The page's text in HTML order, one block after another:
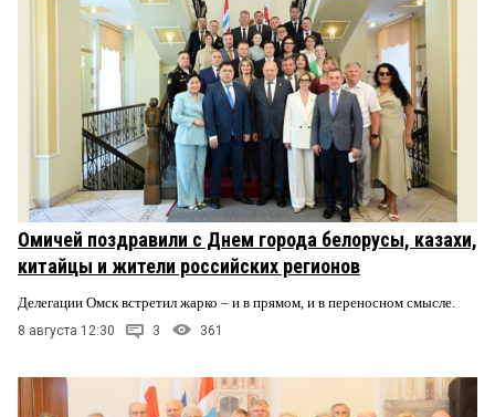
Омичей поздравили с Днем города белорусы, казахи,
китайцы и жители российских регионов
Делегации Омск встретил жарко – и в прямом, и в переносном смысле.
8 августа 12:30 3 361